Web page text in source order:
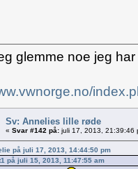
glemme noe jeg
Sv: Annelies lille røde
« Svar #142 på: juli 17, 2013, 21:39:46
på juli 17, 2013, 14:44:50 pm
på juli 15, 2013, 11:47:55 am